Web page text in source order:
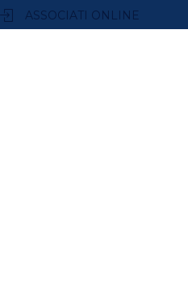
ASSOCIATI ONLINE